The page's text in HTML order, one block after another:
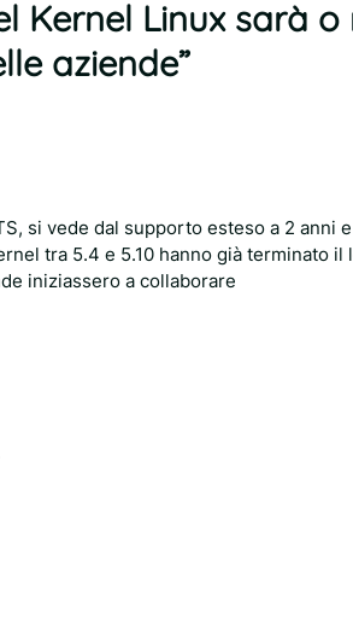
Kernel Linux sarà
aziende”
si vede dal supporto esteso a 2 anni
tra 5.4 e 5.10 hanno già terminato
iniziassero a collaborare